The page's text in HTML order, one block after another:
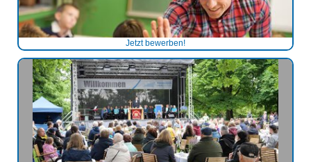
Jetzt bewerben!